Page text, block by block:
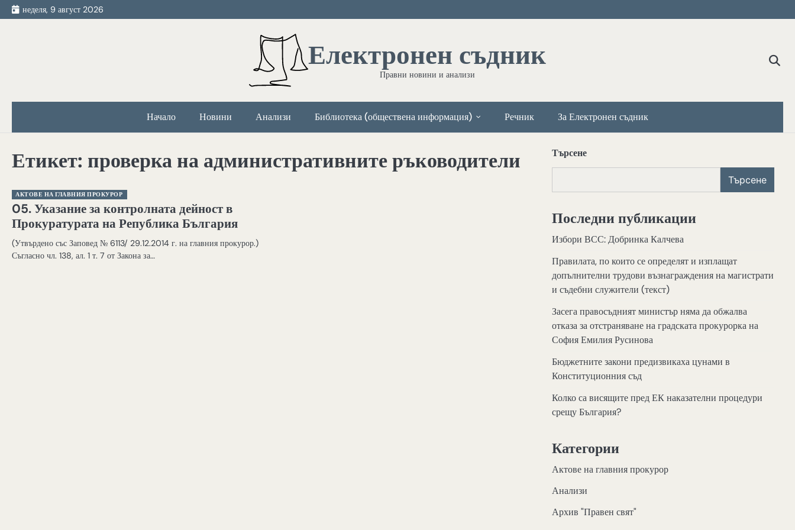
Skip
to
неделя, 9 август 2026
Електронен съдник
Правни новини и анализи
Начало Новини Анализи Библиотека (обществена информация) Речник За Електронен съдник
Етикет: проверка на административните ръководители
АКТОВЕ НА ГЛАВНИЯ ПРОКУРОР
05. Указание за контролната дейност в
Прокуратурата на Република България
(Утвърдено със Заповед № 6113/ 29.12.2014 г. на главния прокурор.)
Съгласно чл. 138, ал. 1 т. 7 от Закона за…
Търсене
Търсене
Последни публикации
Избори ВСС: Добринка Калчева
Правилата, по които се определят и изплащат
допълнителни трудови възнаграждения на магистрати
и съдебни служители (текст)
Засега правосъдният министър няма да обжалва
отказа за отстраняване на градската прокурорка на
София Емилия Русинова
Бюджетните закони предизвикаха цунами в
Конституционния съд
Колко са висящите пред ЕК наказателни процедури
срещу България?
Категории
Актове на главния прокурор
Анализи
Архив "Правен свят"